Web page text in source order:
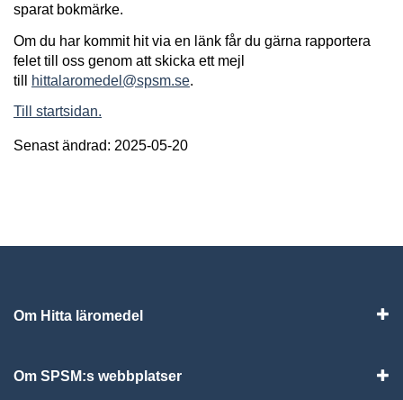
sparat bokmärke.
Om du har kommit hit via en länk får du gärna rapportera
felet till oss genom att skicka ett mejl
till
hittalaromedel@spsm.se.
Till startsidan.
Senast ändrad: 2025-05-20
Om Hitta läromedel
Om SPSM:s webbplatser